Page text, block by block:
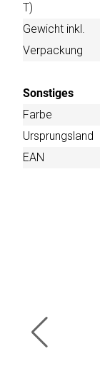
T)
Gewicht inkl.
Verpackung
Sonstiges
Farbe
Ursprungsland
EAN